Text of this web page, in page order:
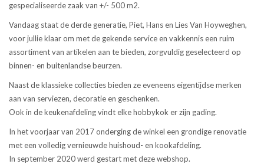
gespecialiseerde zaak van +/- 500 m2.
Vandaag staat de derde generatie, Piet, Hans en Lies Van Hoyweghen,
voor jullie klaar om met de gekende service en vakkennis een ruim
assortiment van artikelen aan te bieden, zorgvuldig geselecteerd op
binnen- en buitenlandse beurzen.
Naast de klassieke collecties bieden ze eveneens eigentijdse merken
aan van serviezen, decoratie en geschenken.
Ook in de keukenafdeling vindt elke hobbykok er zijn gading.
In het voorjaar van 2017 onderging de winkel een grondige renovatie
met een volledig vernieuwde huishoud- en kookafdeling.
In september 2020 werd gestart met deze webshop.